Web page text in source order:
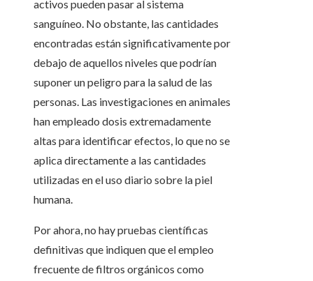
activos pueden pasar al sistema
sanguíneo. No obstante, las cantidades
encontradas están significativamente por
debajo de aquellos niveles que podrían
suponer un peligro para la salud de las
personas. Las investigaciones en animales
han empleado dosis extremadamente
altas para identificar efectos, lo que no se
aplica directamente a las cantidades
utilizadas en el uso diario sobre la piel
humana.
Por ahora, no hay pruebas científicas
definitivas que indiquen que el empleo
frecuente de filtros orgánicos como